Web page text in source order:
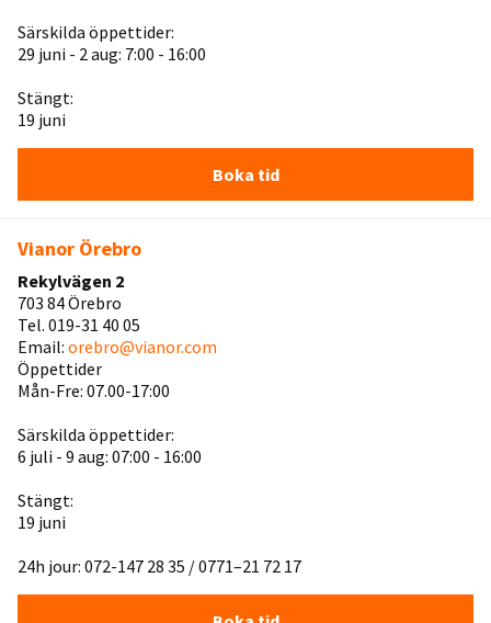
Särskilda öppettider:
29 juni - 2 aug: 7:00 - 16:00
Stängt:
19 juni
Boka tid
Vianor Örebro
Rekylvägen 2
703 84 Örebro
Tel. 019-31 40 05
Email: orebro@vianor.com
Öppettider
Mån-Fre: 07.00-17:00
Särskilda öppettider:
6 juli - 9 aug: 07:00 - 16:00
Stängt:
19 juni
24h jour: 072-147 28 35 / 0771–21 72 17